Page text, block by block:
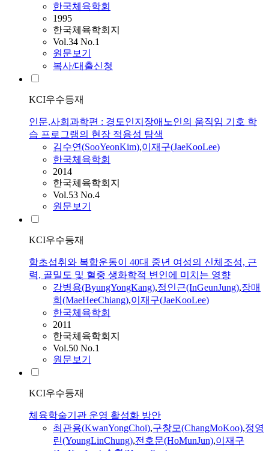
한국체육학회
1995
한국체육학회지
Vol.34 No.1
원문보기
복사/대출신청
KCI우수등재
인문,사회과학편 : 경도인지장애노인의 움직임 기호 학
습 프로그램의 현장 적용성 탐색
김수연(SooYeonKim),이재구(JaeKooLee)
한국체육학회
2014
한국체육학회지
Vol.53 No.4
원문보기
KCI우수등재
함초섭취와 복합운동이 40대 중년 여성의 신체조성, 근
력, 골밀도 및 혈중 생화학적 변인에 미치는 영향
강병용(ByungYongKang),정인근(InGeunJung),장매
희(MaeHeeChiang),이재구(JaeKooLee)
한국체육학회
2011
한국체육학회지
Vol.50 No.1
원문보기
KCI우수등재
체육학술기관 운영 활성화 방안
최관용(KwanYongChoi),구창모(ChangMoKoo),정영
린(YoungLinChung),전호문(HoMunJun),이재구